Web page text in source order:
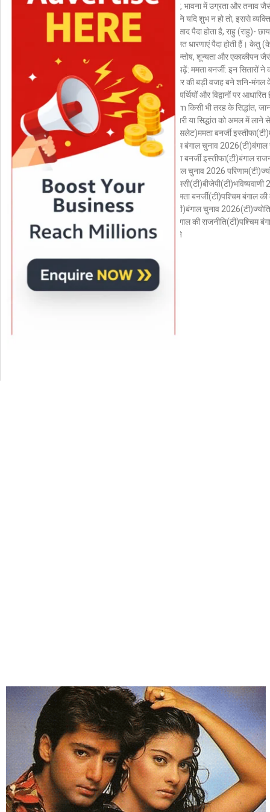
और दृढ़ विश्वास, भावना में उग्रता और तनाव
शनि (शनि)- शनि यदि शुभ न हो तो, इससे
उदासी और अवसाद पैदा होता है, राहु (राहु)-
अशक्ति और गलत धारणाएं पैदा होती हैं। केतु
तो विरक्ती, असन्तोष, शून्यता और एकाकीपन
जाता है। ये भी पढ़ें: ममता बनर्जी: इन सितारों ने
खेल, बंगाल में हार की बड़ी वजह बने शनि-मंगल
सूचना सिर्फ अभ्यर्थियों और विद्वानों पर
ABPLive.com किसी भी तरह के सिद्धांत,
किसी भी जानकारी या सिद्धांत को अमल में
लें। (टैग्सटूट्रांसलेट)ममता बनर्जी
सीएम(टी)पश्चिम बंगाल चुनाव
2026(टी)ममता बनर्जी इस्तीफा(टी)बंगाल
समाचार(टी)बंगाल चुनाव 2026
त्यागपत्र(टी)ममता बनर्जी(टी)पश्चिम बंगाल
चुनाव 2026(टी)बंगाल चुनाव
त्यागपत्र(टी)बंगाल की राजनीति(टी)पश्चिम
2026 के नतीजे